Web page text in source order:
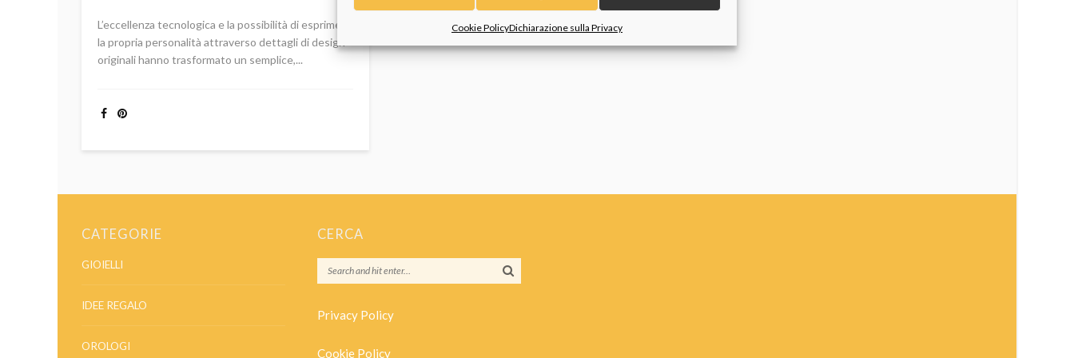
Cookie PolicyDichiarazione sulla Privacy
L’eccellenza tecnologica e la possibilità di esprimere
la propria personalità attraverso dettagli di design
originali hanno trasformato un semplice,...
CATEGORIE
GIOIELLI
IDEE REGALO
OROLOGI
CERCA
Privacy Policy
Cookie Policy